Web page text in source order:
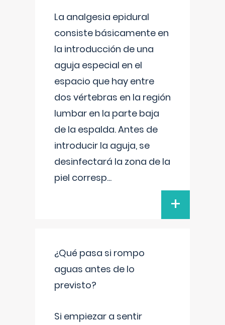
La analgesia epidural
consiste básicamente en
la introducción de una
aguja especial en el
espacio que hay entre
dos vértebras en la región
lumbar en la parte baja
de la espalda. Antes de
introducir la aguja, se
desinfectará la zona de la
piel corresp...
+
¿Qué pasa si rompo
aguas antes de lo
previsto?
Si empiezar a sentir